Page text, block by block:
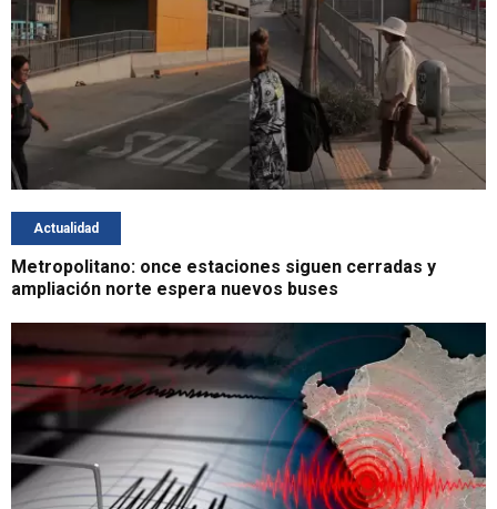
Actualidad
Metropolitano: once estaciones siguen cerradas y
ampliación norte espera nuevos buses